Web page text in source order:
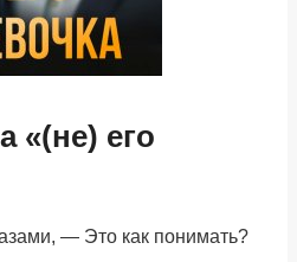
«(не) его
— Это как понимать?